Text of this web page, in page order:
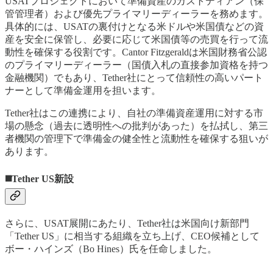
管管理者）および優先プライマリーディーラーを務めます。
具体的には、USATの裏付けとなる米ドルや米国債などの資
産を安全に保管し、必要に応じて米国債等の売買を行って流
動性を確保する役割です。Cantor Fitzgeraldは米国財務省公認
のプライマリーディーラー（国債入札の直接参加資格を持つ
金融機関）でもあり、Tether社にとって信頼性の高いパート
ナーとして準備金運用を担います。
Tether社はこの連携により、自社の準備資産運用に対する市
場の懸念（過去に透明性への批判があった）を払拭し、第三
者機関の管理下で準備金の健全性と流動性を確保する狙いが
あります。
◼️Tether US新設
さらに、USAT展開にあたり、Tether社は米国向け新部門
「Tether US」に相当する組織を立ち上げ、CEO候補として
ボー・ハインズ（Bo Hines）氏を任命しました。